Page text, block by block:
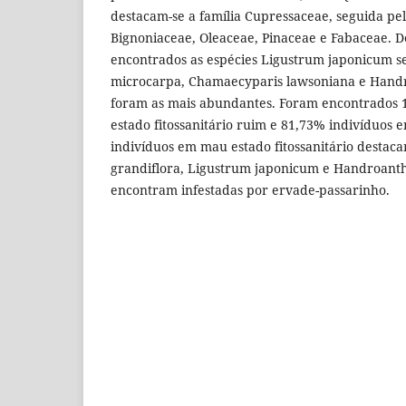
destacam-se a família Cupressaceae, seguida
Bignoniaceae, Oleaceae, Pinaceae e Fabaceae.
encontrados as espécies Ligustrum japonicum
microcarpa, Chamaecyparis lawsoniana e
foram as mais abundantes. Foram encontrados
estado fitossanitário ruim e 81,73% indivíduos
indivíduos em mau estado fitossanitário
grandiflora, Ligustrum japonicum e
encontram infestadas por ervade-passarinho.